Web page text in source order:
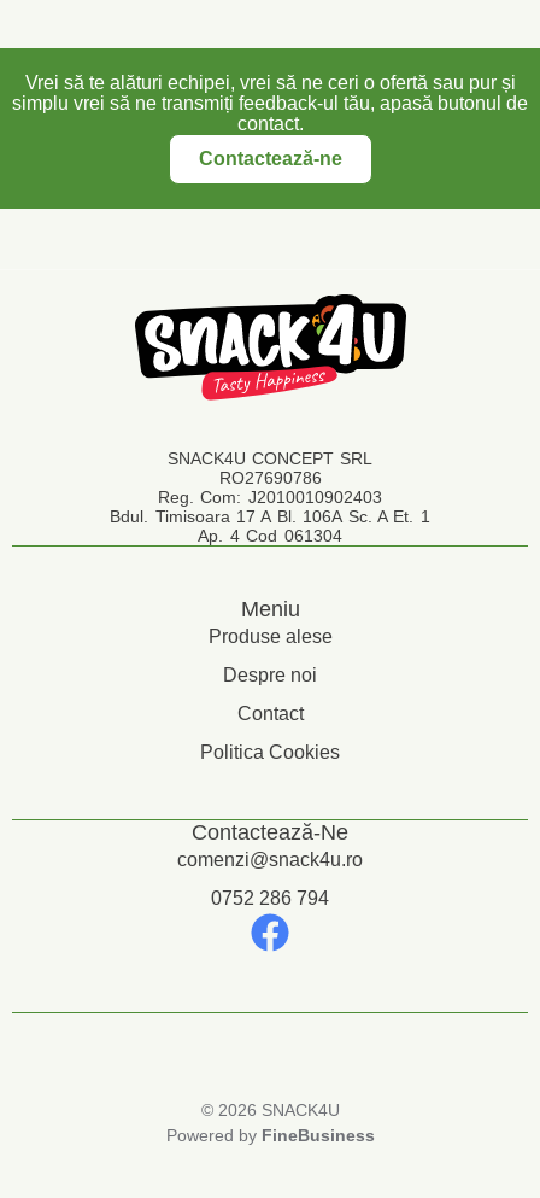
Vrei să te alături echipei, vrei să ne ceri o ofertă sau pur și
simplu vrei să ne transmiți feedback-ul tău, apasă butonul de
contact.
Contactează-ne
SNACK4U CONCEPT SRL
RO27690786
Reg. Com: J2010010902403
Bdul. Timisoara 17 A Bl. 106A Sc. A Et. 1
Ap. 4 Cod 061304
Meniu
Produse alese
Despre noi
Contact
Politica Cookies
Contactează-Ne
comenzi@snack4u.ro
0752 286 794
© 2026 SNACK4U
Powered by FineBusiness